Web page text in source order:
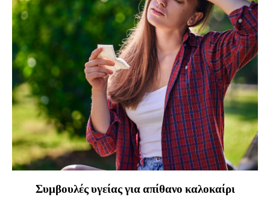
Συμβουλές υγείας για απίθανο καλοκαίρι